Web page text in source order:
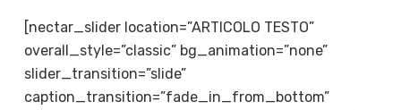
[nectar_slider location=”ARTICOLO TESTO”
overall_style=”classic” bg_animation=”none”
slider_transition=”slide”
caption_transition=”fade_in_from_bottom”